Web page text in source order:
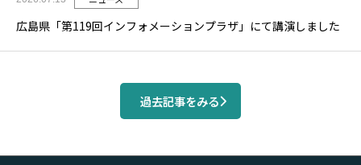
広島県「第119回インフォメーションプラザ」にて講演しました
過去記事をみる